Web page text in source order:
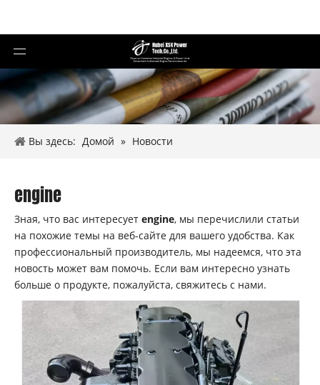
Вы здесь: Домой » Новости
engine
Зная, что вас интересует engine, мы перечислили статьи
на похожие темы на веб-сайте для вашего удобства. Как
профессиональный производитель, мы надеемся, что эта
новость может вам помочь. Если вам интересно узнать
больше о продукте, пожалуйста, свяжитесь с нами.